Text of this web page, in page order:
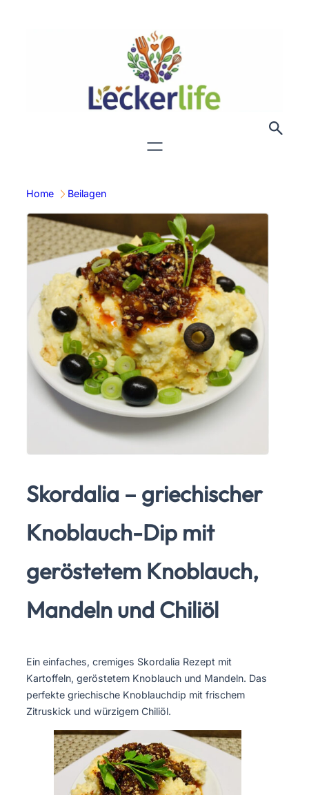
Home Beilagen
Skordalia – griechischer
Knoblauch-Dip mit
geröstetem Knoblauch,
Mandeln und Chiliöl
Ein einfaches, cremiges Skordalia Rezept mit
Kartoffeln, geröstetem Knoblauch und Mandeln. Das
perfekte griechische Knoblauchdip mit frischem
Zitruskick und würzigem Chiliöl.